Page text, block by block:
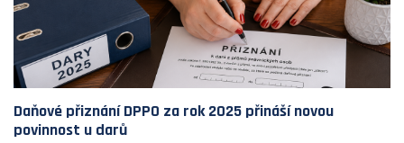
Daňové přiznání DPPO za rok 2025 přináší novou
povinnost u darů